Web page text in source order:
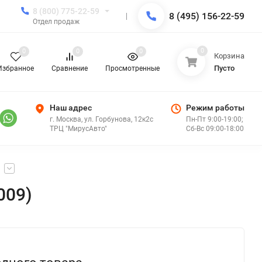
8 (800) 775-22-59
Отдел продаж 8 (495) 156-22-59
0
Сравнение
0
Просмотренные
0 0
Корзина
Пусто
Наш адрес
г. Москва, ул. Горбунова, 12к2с
ТРЦ "МирусАвто"
Режим работы
Пн-Пт 9:00-19:00;
Сб-Вс 09:00-18:00